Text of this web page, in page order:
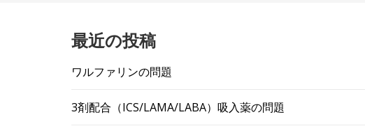
最近の投稿
ワルファリンの問題
3剤配合（ICS/LAMA/LABA）吸入薬の問題